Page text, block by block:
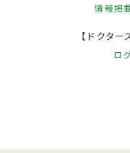
情報掲
【ドクタ
ロ